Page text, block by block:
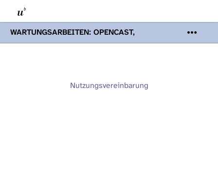
WARTUNGSARBEITEN: OPENCAST,
PODCASTS & TOBIRA
Mi 19. August
Opencast-Videos und Tobira nicht zur
Nutzungsvereinbarung